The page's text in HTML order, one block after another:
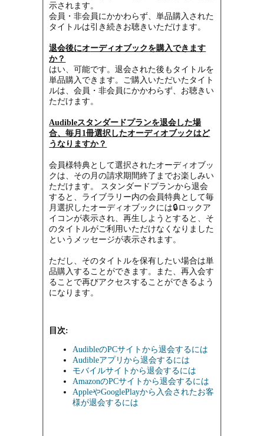
示されます。
会員・非会員にかかわらず、単品購入された
タイトルは引き続きお聴きいただけます。
退会後にオーディオブック を購入できます
か？
はい、可能です。退会された後もタイトルを
単品購入できます。ご購入いただいたタイト
ルは、会員・非会員にかかわらず、お聴きい
ただけます。
Audibleスタンダードプランを退会した場
合、毎月1冊選択したオーディオブックはど
うなりますか？
会員様特典として選択されたオーディオブッ
クは、その月の請求期間終了までお楽しみい
ただけます。 スタンダードプランから退会
すると、ライブラリー内の会員特典として毎
月選択したオーディオブックには🔒ロックア
イコンが表示され、再生しようとすると、そ
のタイトルがご利用いただけなくな りました
というメッセージが表示されます。
ただし、そのタイトルを保有したい場合は単
品購入することができます。
また、再入会す
ることで再びアクセスすることができるよう
になります。
目次:
AudibleのPCサイトから退会するには
Audibleアプリから退会するには
モバイルサイトから退会するには
AmazonのPCサイトから退会するには
AppleやGooglePlayから入会されたお客
様が退会するには